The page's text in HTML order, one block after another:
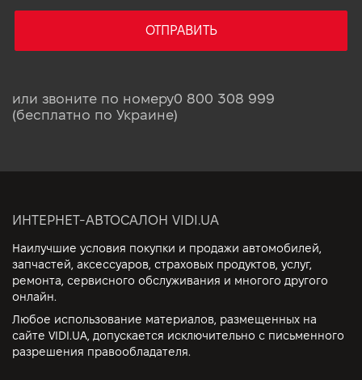
ОТПРАВИТЬ
или звоните по номеру0 800 308 999
(бесплатно по Украине)
ИНТЕРНЕТ-АВТОСАЛОН VIDI.UA
Наилучшие условия покупки и продажи автомобилей,
запчастей, аксессуаров, страховых продуктов, услуг,
ремонта, сервисного обслуживания и многого другого
онлайн.
Любое использование материалов, размещенных на
сайте VIDI.UA, допускается исключительно с письменного
разрешения правообладателя.